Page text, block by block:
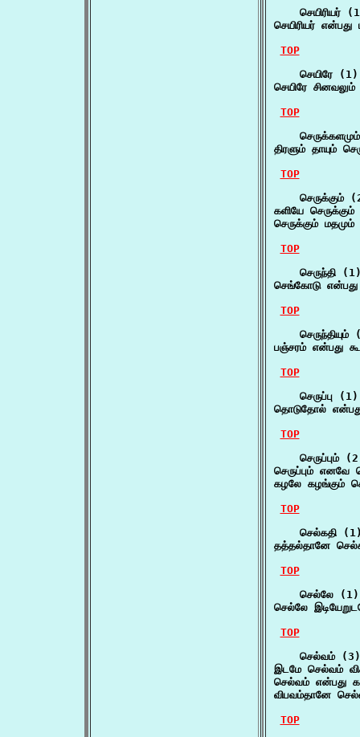
செயிரியர்
செயிரியர்
TOP
    செயிரே (1)
செயிரே
TOP
திரளும் தாயும்
TOP
செருக்கும்
களியே
செருக்கும்
TOP
செருந்தி
செங்கோடு
TOP
செருந்தியும்
பஞ்சரம் என்பது
TOP
    செருப்பு (1)
தொடுதோல்
TOP
செருப்பும்
செருப்பும் எனவே
கழலே கழங்கும்
TOP
செல்கதி
தத்தல்தானே
TOP
    செல்லே (1)
செல்லே
TOP
    செல்வம் (3)
இடமே செல்வம்
செல்வம் என்பது
விபவம்தானே
TOP